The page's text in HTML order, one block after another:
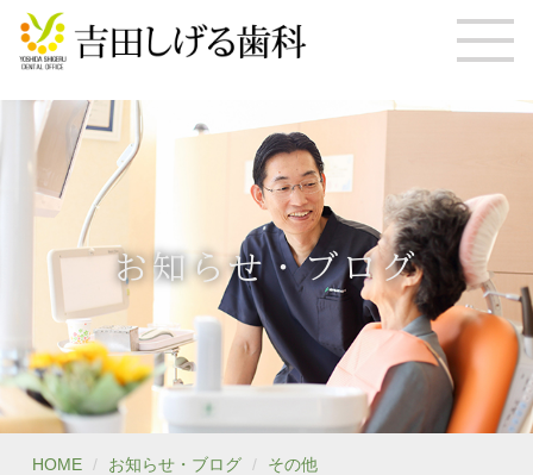
お知らせ・ブログ
HOME お知らせ・ブログ
その他